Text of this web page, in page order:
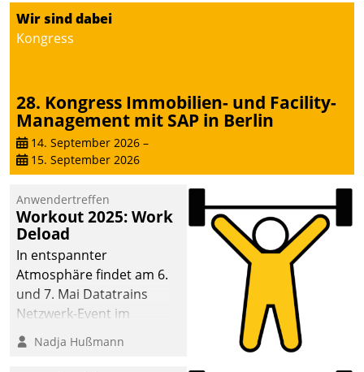
Wir sind dabei
Kongress
28. Kongress Immobilien- und Facility-
Management mit SAP in Berlin
14. September 2026 –
15. September 2026
Anwendertreffen
Workout 2025: Work
Deload
In entspannter
Atmosphäre findet am 6.
und 7. Mai Datatrains
Netzwerk-Event im
Kunden- und Partnerkreis
statt. Zentrale Frage: Wie
Nadja Hußmann